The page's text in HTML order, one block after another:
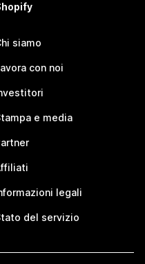
siamo
con noi
e media
legali
del servizio